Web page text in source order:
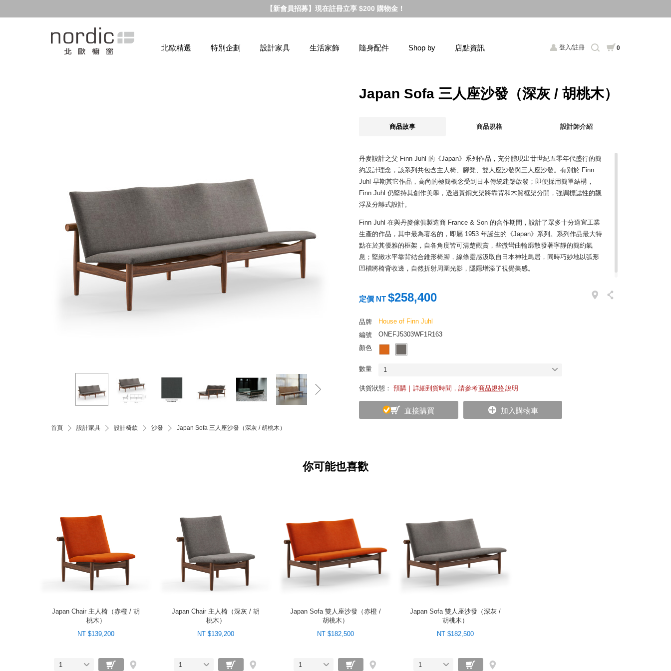
【新會員招募】現在註冊立享 $200 購物金！
登入/註冊 0
北歐精選 特別企劃 設計家具 生活家飾 隨身配件 Shop by 店點資訊
首頁 設計家具 設計椅款 沙發 Japan Sofa 三人座沙發（深灰 / 胡桃木）
Japan Sofa 三人座沙發（深灰 / 胡桃木）
商品故事 商品規格 設計師介紹
丹麥設計之父 Finn Juhl 的《Japan》系列作品，充分體現出廿世紀五零年代盛行的簡
約設計理念，該系列共包含主人椅、腳凳、雙人座沙發與三人座沙發。有別於 Finn
Juhl 早期其它作品，高尚的極簡概念受到日本傳統建築啟發；即便採用簡單結構，
Finn Juhl 仍堅持其創作美學，透過黃銅支架將靠背和木質框架分開，強調標誌性的飄
浮及分離式設計。
Finn Juhl 在與丹麥傢俱製造商 France & Son 的合作期間，設計了眾多十分適宜工業
生產的作品，其中最為著名的，即屬 1953 年誕生的《Japan》系列。系列作品最大特
點在於其優雅的框架，自各角度皆可清楚觀賞，些微彎曲輪廓散發著寧靜的簡約氣
息；堅緻水平靠背結合錐形椅腳，線條靈感汲取自日本神社鳥居，同時巧妙地以弧形
凹槽將椅背收邊，自然折射周圍光影，隱隱增添了視覺美感。
定價 NT $258,400
品牌
House of Finn Juhl
編號
ONEFJ5303WF1R163
顏色
數量 1
供貨狀態： 預購｜詳細到貨時間，請參考商品規格說明
直接購買 加入購物車
你可能也喜歡
Japan Chair 主人椅（赤橙 / 胡
桃木）
NT $139,200
1
Japan Chair 主人椅（深灰 / 胡
桃木）
NT $139,200
1
Japan Sofa 雙人座沙發（赤橙 /
胡桃木）
NT $182,500
1
Japan Sofa 雙人座沙發（深灰 /
胡桃木）
NT $182,500
1